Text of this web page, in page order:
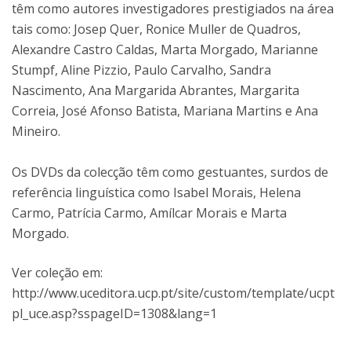
têm como autores investigadores prestigiados na área
tais como: Josep Quer, Ronice Muller de Quadros,
Alexandre Castro Caldas, Marta Morgado, Marianne
Stumpf, Aline Pizzio, Paulo Carvalho, Sandra
Nascimento, Ana Margarida Abrantes, Margarita
Correia, José Afonso Batista, Mariana Martins e Ana
Mineiro.
Os DVDs da colecção têm como gestuantes, surdos de
referência linguística como Isabel Morais, Helena
Carmo, Patrícia Carmo, Amílcar Morais e Marta
Morgado.
Ver coleção em:
http://www.uceditora.ucp.pt/site/custom/template/ucpt
pl_uce.asp?sspageID=1308&lang=1